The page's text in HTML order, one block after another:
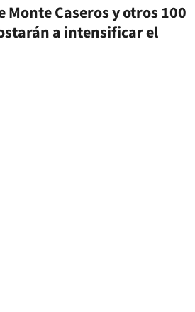
Caseros y otros 100
a intensificar el